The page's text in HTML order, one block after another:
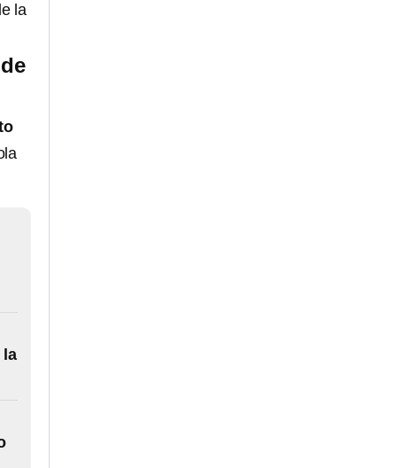
la
la